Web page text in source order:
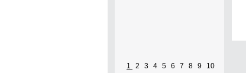
1 2 3 4 5 6 7 8 9 10